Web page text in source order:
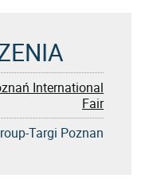
International
Fair
Targi Poznan